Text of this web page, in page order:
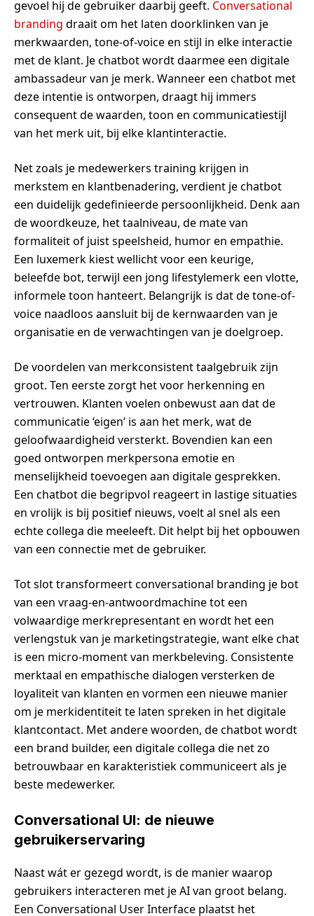
gevoel hij de gebruiker daarbij geeft. Conversational
branding draait om het laten doorklinken van je
merkwaarden, tone-of-voice en stijl in elke interactie
met de klant. Je chatbot wordt daarmee een digitale
ambassadeur van je merk. Wanneer een chatbot met
deze intentie is ontworpen, draagt hij immers
consequent de waarden, toon en communicatiestijl
van het merk uit, bij elke klantinteractie.
Net zoals je medewerkers training krijgen in
merkstem en klantbenadering, verdient je chatbot
een duidelijk gedefinieerde persoonlijkheid. Denk aan
de woordkeuze, het taalniveau, de mate van
formaliteit of juist speelsheid, humor en empathie.
Een luxemerk kiest wellicht voor een keurige,
beleefde bot, terwijl een jong lifestylemerk een vlotte,
informele toon hanteert. Belangrijk is dat de tone-of-
voice naadloos aansluit bij de kernwaarden van je
organisatie en de verwachtingen van je doelgroep.
De voordelen van merkconsistent taalgebruik zijn
groot. Ten eerste zorgt het voor herkenning en
vertrouwen. Klanten voelen onbewust aan dat de
communicatie ‘eigen’ is aan het merk, wat de
geloofwaardigheid versterkt. Bovendien kan een
goed ontworpen merkpersona emotie en
menselijkheid toevoegen aan digitale gesprekken.
Een chatbot die begripvol reageert in lastige situaties
en vrolijk is bij positief nieuws, voelt al snel als een
echte collega die meeleeft. Dit helpt bij het opbouwen
van een connectie met de gebruiker.
Tot slot transformeert conversational branding je bot
van een vraag-en-antwoordmachine tot een
volwaardige merkrepresentant en wordt het een
verlengstuk van je marketingstrategie, want elke chat
is een micro-moment van merkbeleving. Consistente
merktaal en empathische dialogen versterken de
loyaliteit van klanten en vormen een nieuwe manier
om je merkidentiteit te laten spreken in het digitale
klantcontact. Met andere woorden, de chatbot wordt
een brand builder, een digitale collega die net zo
betrouwbaar en karakteristiek communiceert als je
beste medewerker.
Conversational UI: de nieuwe
gebruikerservaring
Naast wát er gezegd wordt, is de manier waarop
gebruikers interacteren met je AI van groot belang.
Een Conversational User Interface plaatst het